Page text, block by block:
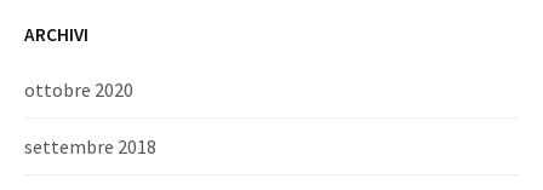
ARCHIVI
ottobre 2020
settembre 2018